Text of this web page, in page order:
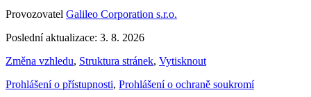
Provozovatel Galileo Corporation s.r.o.
Poslední aktualizace: 3. 8. 2026
Změna vzhledu, Struktura stránek, Vytisknout
Prohlášení o přístupnosti, Prohlášení o ochraně soukromí